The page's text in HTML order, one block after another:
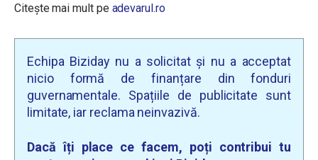
Citește mai mult pe adevarul.ro
Echipa Biziday nu a solicitat și nu a acceptat
nicio formă de finanțare din fonduri
guvernamentale. Spațiile de publicitate sunt
limitate, iar reclama neinvazivă.
Dacă îți place ce facem, poți contribui tu